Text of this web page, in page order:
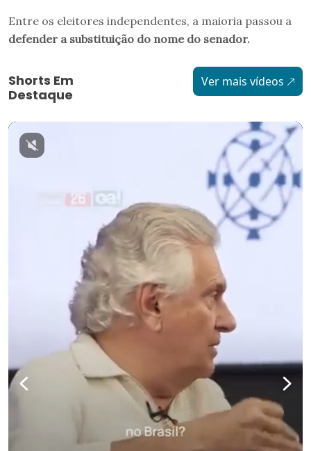
Entre os eleitores independentes, a maioria passou a
defender a substituição do nome do senador.
Shorts Em
Destaque
Ver mais vídeos